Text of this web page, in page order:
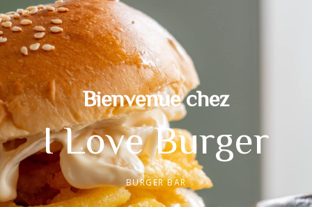
Bienvenue chez
I Love Burger
BURGER BAR